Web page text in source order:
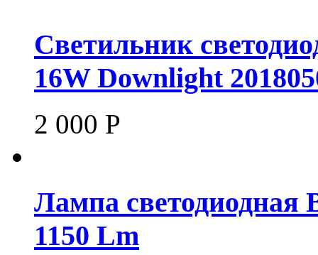
Светильник
16W Downlight
2 000 Р
Лампа светодиодная
1150 Lm